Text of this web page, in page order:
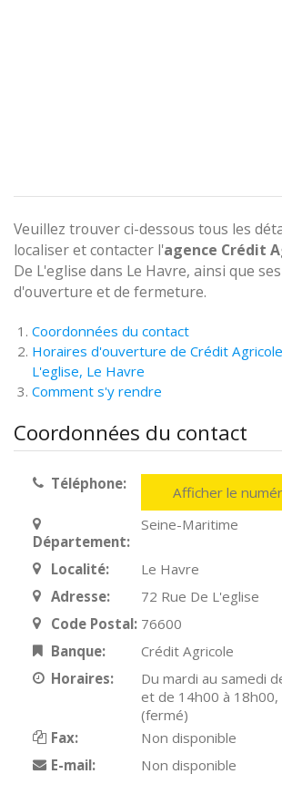
Veuillez trouver ci-dessous tous les
localiser et contacter l'agence Crédit
De L'eglise dans Le Havre, ainsi que
d'ouverture et de fermeture.
Coordonnées du contact
Horaires d'ouverture de Crédit
L'eglise, Le Havre
Comment s'y rendre
Coordonnées du contact
Téléphone: Afficher le
Département:
Seine-Maritime
Localité:
Le Havre
Adresse:
72 Rue De L'eglise
Code Postal: 76600
Banque:
Crédit Agricole
Horaires:
Du mardi au samedi
et de 14h00 à 18h00,
(fermé)
Fax:
Non disponible
E-mail:
Non disponible